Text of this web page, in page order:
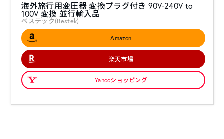
海外旅行用変圧器 変換プラグ付き 90V-240V to
100V 変換 並行輸入品
ベステック(Bestek)
Amazon
楽天市場
Yahooショッピング